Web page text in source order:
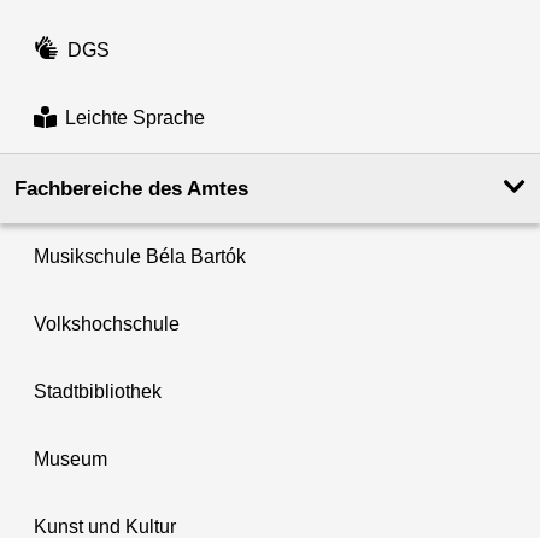
DGS
Leichte Sprache
Fachbereiche des Amtes
Musikschule Béla Bartók
Volkshochschule
Stadtbibliothek
Museum
Kunst und Kultur